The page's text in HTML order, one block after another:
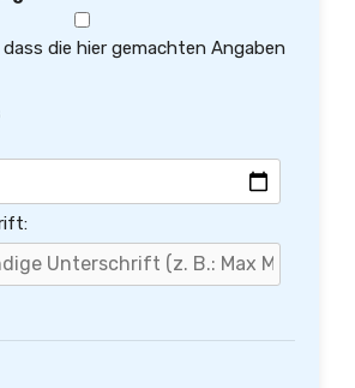
die hier gemachten Angaben